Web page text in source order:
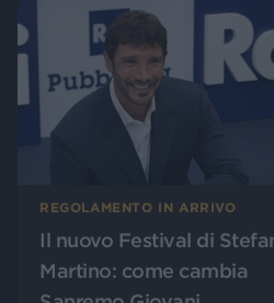
REGOLAMENTO IN ARRIVO
Il nuovo Festival di
Martino: come cambia